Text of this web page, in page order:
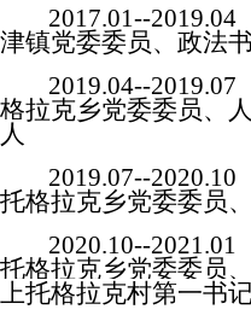
2017.01--2019.04
津镇党委委员、政法
2019.04--2019.07
格拉克乡党委委员、
人
2019.07--2020.10
托格拉克乡党委委员
2020.10--2021.01
托格拉克乡党委委员
上托格拉克村第一书记